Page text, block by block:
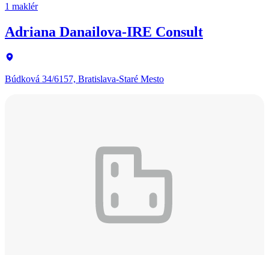
1 maklér
Adriana Danailova-IRE Consult
Búdková 34/6157, Bratislava-Staré Mesto